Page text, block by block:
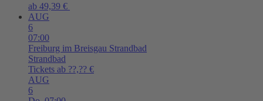
ab 49,39 €
AUG
6
07:00
Freiburg im Breisgau Strandbad
Strandbad
Tickets ab ??,?? €
AUG
6